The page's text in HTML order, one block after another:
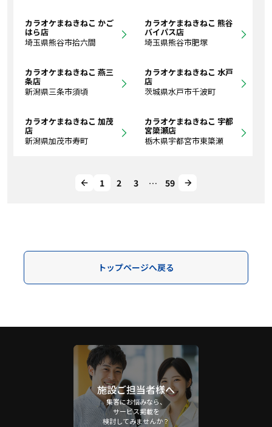
カラオケまねきねこ かご
はら店
埼玉県熊谷市拾六間
カラオケまねきねこ 熊谷
バイパス店
埼玉県熊谷市肥塚
カラオケまねきねこ 燕三
条店
新潟県三条市須頃
カラオケまねきねこ 水戸
店
茨城県水戸市千波町
カラオケまねきねこ 加茂
店
新潟県加茂市寿町
カラオケまねきねこ 宇都
宮簗瀬店
栃木県宇都宮市東簗瀬
1 2 3 … 59
トップページへ戻る
施設ご担当者様へ
集客にお悩みなら、
サービス掲載を
検討してみませんか？